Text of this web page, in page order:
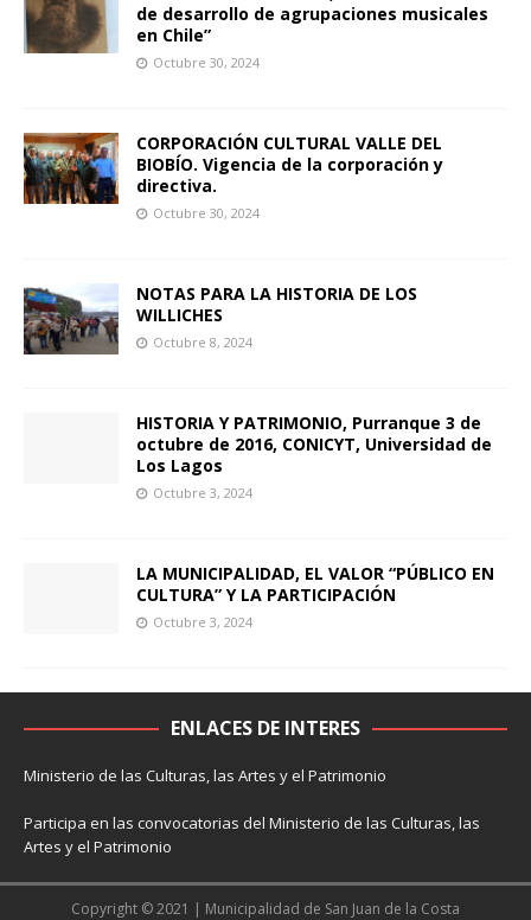
de desarrollo de agrupaciones musicales
en Chile”
Octubre 30, 2024
CORPORACIÓN CULTURAL VALLE DEL
BIOBÍO. Vigencia de la corporación y
directiva.
Octubre 30, 2024
NOTAS PARA LA HISTORIA DE LOS
WILLICHES
Octubre 8, 2024
HISTORIA Y PATRIMONIO, Purranque 3 de
octubre de 2016, CONICYT, Universidad de
Los Lagos
Octubre 3, 2024
LA MUNICIPALIDAD, EL VALOR “PÚBLICO EN
CULTURA” Y LA PARTICIPACIÓN
Octubre 3, 2024
ENLACES DE INTERES
Ministerio de las Culturas, las Artes y el Patrimonio
Participa en las convocatorias del Ministerio de las Culturas, las
Artes y el Patrimonio
Copyright © 2021 | Municipalidad de San Juan de la Costa